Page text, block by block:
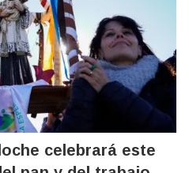
celebrará este